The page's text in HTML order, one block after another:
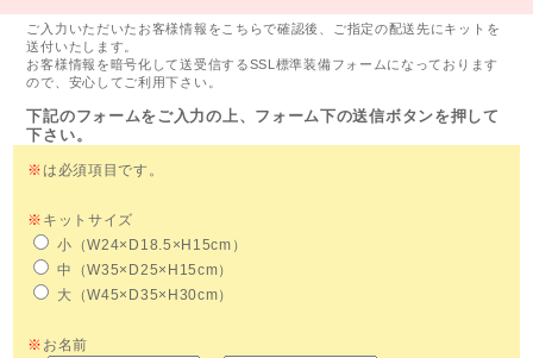
ご入力いただいたお客様情報をこちらで確認後、ご指定の配送先にキットを
送付いたします。
お客様情報を暗号化して送受信するSSL標準装備フォームになっております
ので、安心してご利用下さい。
下記のフォームをご入力の上、フォーム下の送信ボタンを押して
下さい。
※ は必須項目です。
※ キットサイズ
小（W24×D18.5×H15cm）
中（W35×D25×H15cm）
大（W45×D35×H30cm）
※ お名前